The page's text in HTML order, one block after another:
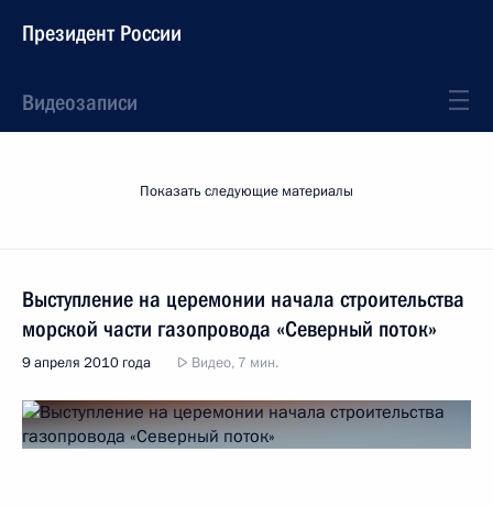
Президент России
Видеозаписи
Показать следующие материалы
Выступление на церемонии начала строительства
морской части газопровода «Северный поток»
9 апреля 2010 года Видео, 7 мин.